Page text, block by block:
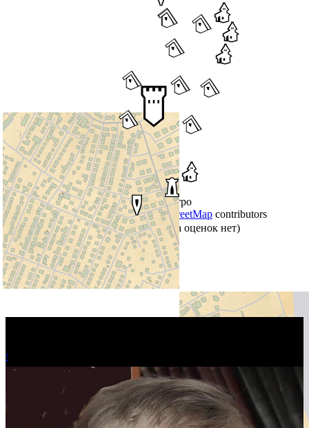
+−
Обычная
Реалистичная
Ретро
Leaflet |©Thunderforest, ©OpenStreetMap contributors
Оцените материал:
(Пока оценок нет)
!